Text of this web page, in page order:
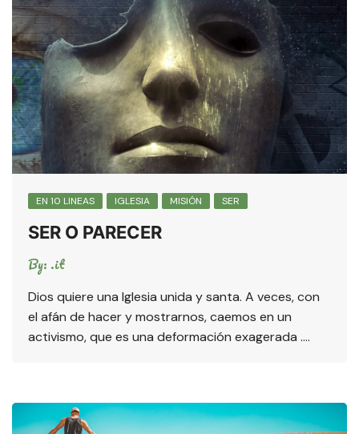
EN 10 LINEAS IGLESIA MISIÓN SER
SER O PARECER
By: .it
Dios quiere una Iglesia unida y santa. A veces, con
el afán de hacer y mostrarnos, caemos en un
activismo, que es una deformación exagerada ….